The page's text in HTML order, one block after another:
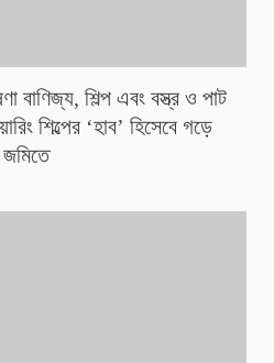
বাণিজ্য, শিল্প এবং বস্ত্র ও পাট
শিল্পের ‘হাব’ হিসেবে গড়ে